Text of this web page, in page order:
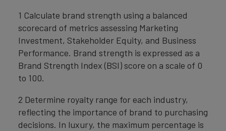
1 Calculate brand strength using a balanced
scorecard of metrics assessing Marketing
Investment, Stakeholder Equity, and Business
Performance. Brand strength is expressed as a
Brand Strength Index (BSI) score on a scale of 0
to 100.
2 Determine royalty range for each industry,
reflecting the importance of brand to purchasing
decisions. In luxury, the maximum percentage is